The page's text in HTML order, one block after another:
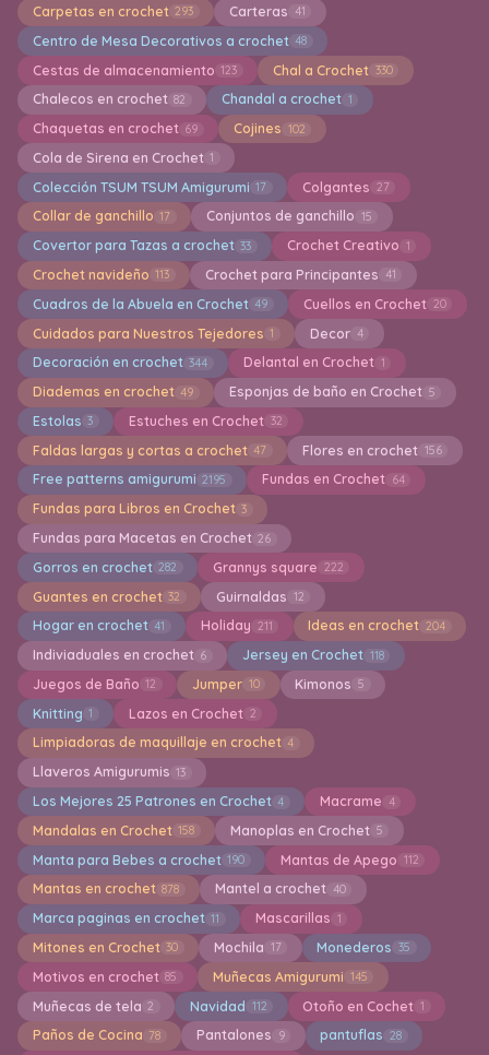
Carpetas en crochet 293 Carteras 41
Centro de Mesa Decorativos a crochet 48
Cestas de almacenamiento 123 Chal a Crochet 330
Chalecos en crochet 82 Chandal a crochet 1
Chaquetas en crochet 69 Cojines 102
Cola de Sirena en Crochet 1
Colección TSUM TSUM Amigurumi 17 Colgantes 27
Collar de ganchillo 17 Conjuntos de ganchillo 15
Covertor para Tazas a crochet 33 Crochet Creativo 1
Crochet navideño 113 Crochet para Principantes 41
Cuadros de la Abuela en Crochet 49 Cuellos en Crochet 20
Cuidados para Nuestros Tejedores 1 Decor 4
Decoración en crochet 344 Delantal en Crochet 1
Diademas en crochet 49 Esponjas de baño en Crochet 5
Estolas 3 Estuches en Crochet 32
Faldas largas y cortas a crochet 47 Flores en crochet 156
Free patterns amigurumi 2195 Fundas en Crochet 64
Fundas para Libros en Crochet 3
Fundas para Macetas en Crochet 26
Gorros en crochet 282 Grannys square 222
Guantes en crochet 32 Guirnaldas 12
Hogar en crochet 41 Holiday 211 Ideas en crochet 204
Indiviaduales en crochet 6 Jersey en Crochet 118
Juegos de Baño 12 Jumper 10 Kimonos 5
Knitting 1 Lazos en Crochet 2
Limpiadoras de maquillaje en crochet 4
Llaveros Amigurumis 13
Los Mejores 25 Patrones en Crochet 4 Macrame 4
Mandalas en Crochet 158 Manoplas en Crochet 5
Manta para Bebes a crochet 190 Mantas de Apego 112
Mantas en crochet 878 Mantel a crochet 40
Marca paginas en crochet 11 Mascarillas 1
Mitones en Crochet 30 Mochila 17 Monederos 35
Motivos en crochet 85 Muñecas Amigurumi 145
Muñecas de tela 2 Navidad 112 Otoño en Cochet 1
Paños de Cocina 78 Pantalones 9 pantuflas 28